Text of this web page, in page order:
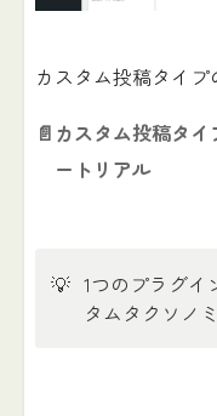
カスタム投稿タイプ
📄 カスタム投稿タ
ートリアル
💡 1つのプラグイ
タムタクソノ